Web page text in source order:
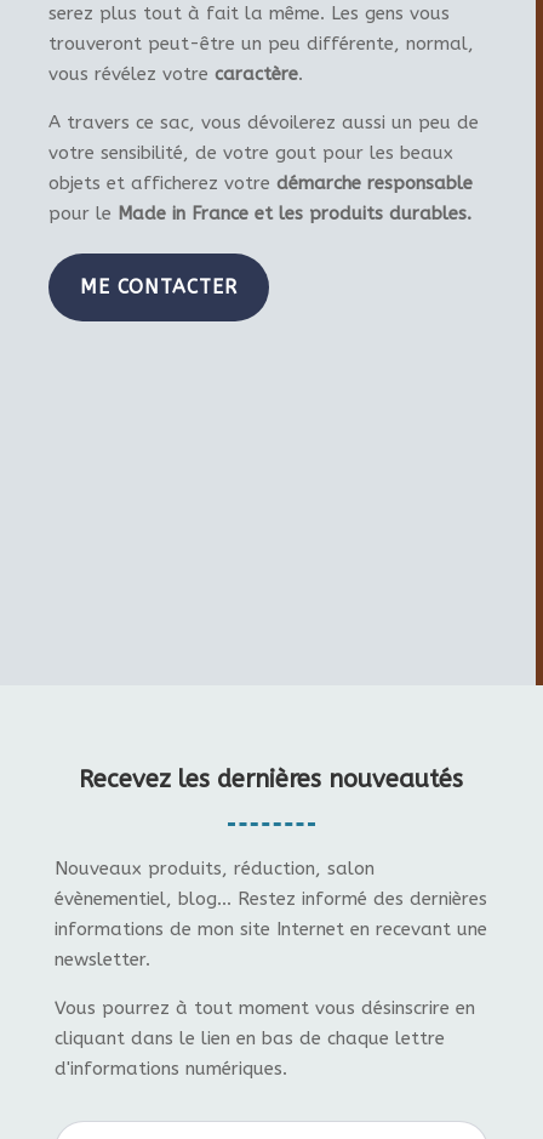
serez plus tout à fait la même. Les gens vous
trouveront peut-être un peu différente, normal,
vous révélez votre caractère.
A travers ce sac, vous dévoilerez aussi un peu de
votre sensibilité, de votre gout pour les beaux
objets et afficherez votre démarche responsable
pour le Made in France et les produits durables.
ME CONTACTER
Recevez les dernières nouveautés
Nouveaux produits, réduction, salon
évènementiel, blog... Restez informé des dernières
informations de mon site Internet en recevant une
newsletter.
Vous pourrez à tout moment vous désinscrire en
cliquant dans le lien en bas de chaque lettre
d'informations numériques.